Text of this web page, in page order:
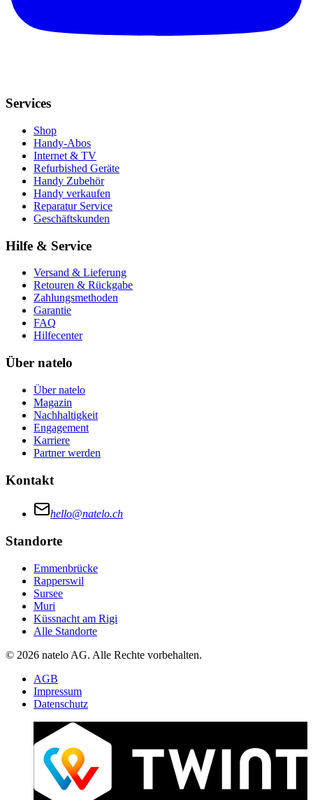
Services
Shop
Handy-Abos
Internet & TV
Refurbished Geräte
Handy Zubehör
Handy verkaufen
Reparatur Service
Geschäftskunden
Hilfe & Service
Versand & Lieferung
Retouren & Rückgabe
Zahlungsmethoden
Garantie
FAQ
Hilfecenter
Über natelo
Über natelo
Magazin
Nachhaltigkeit
Engagement
Karriere
Partner werden
Kontakt
hello@natelo.ch
Standorte
Emmenbrücke
Rapperswil
Sursee
Muri
Küssnacht am Rigi
Alle Standorte
© 2026 natelo AG. Alle Rechte vorbehalten.
AGB
Impressum
Datenschutz